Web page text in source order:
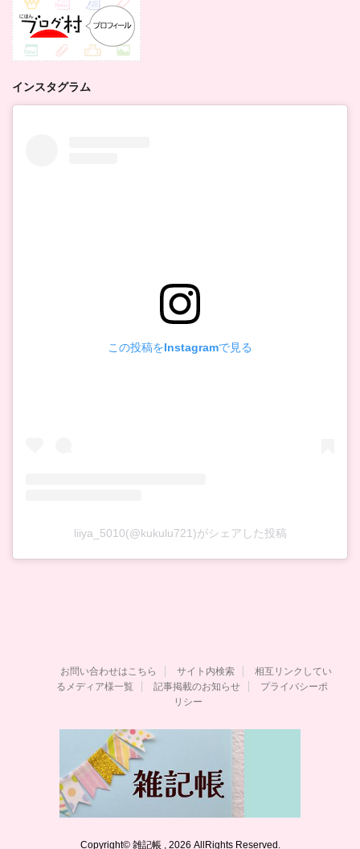
インスタグラム
この投稿をInstagramで見る
liiya_5010(@kukulu721)がシェアした投稿
お問い合わせはこちら サイト内検索
相互リンクしてい
るメディア様一覧
記事掲載のお知らせ
プライバシーポ
リシー
Copyright© 雑記帳 , 2026 AllRights Reserved.